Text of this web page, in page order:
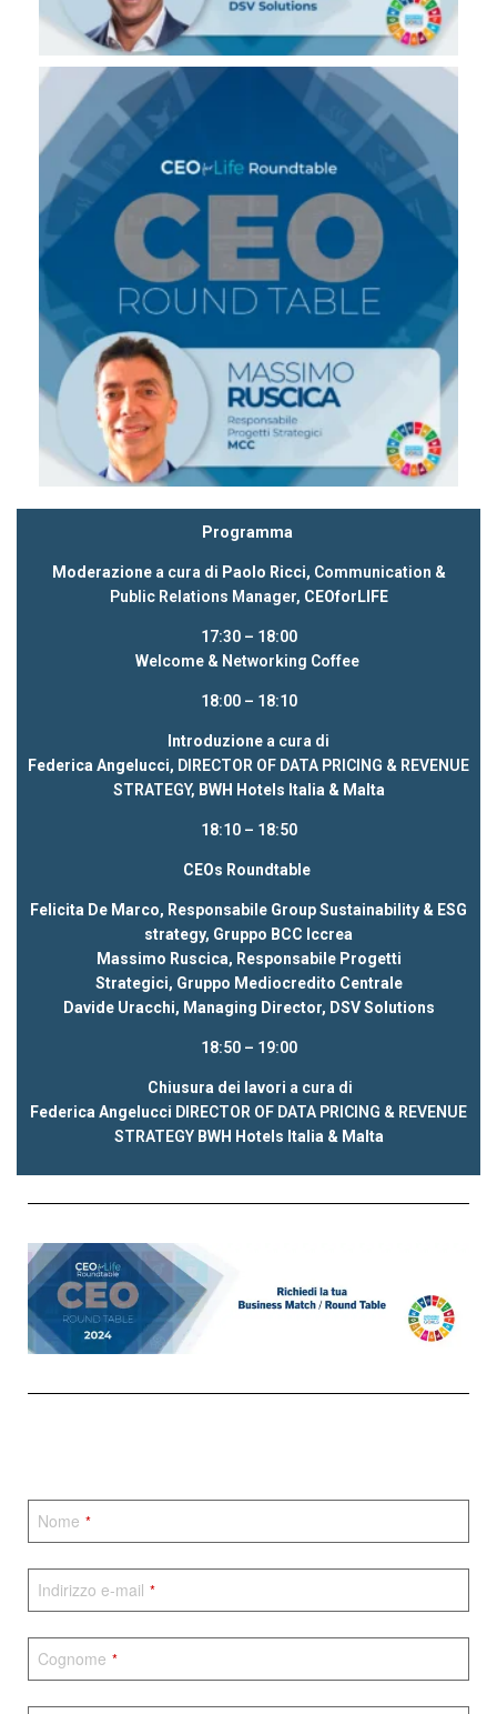
Programma
Moderazione a cura di Paolo Ricci, Communication &
Public Relations Manager, CEOforLIFE
17:30 – 18:00
Welcome & Networking Coffee
18:00 – 18:10
Introduzione a cura di
Federica Angelucci, DIRECTOR OF DATA PRICING & REVENUE
STRATEGY, BWH Hotels Italia & Malta
18:10 – 18:50
CEOs Roundtable
Felicita De Marco, Responsabile Group Sustainability & ESG
strategy, Gruppo BCC Iccrea
Massimo Ruscica, Responsabile Progetti
Strategici, Gruppo Mediocredito Centrale
Davide Uracchi, Managing Director, DSV Solutions
18:50 – 19:00
Chiusura dei lavori a cura di
Federica Angelucci DIRECTOR OF DATA PRICING & REVENUE
STRATEGYBWH Hotels Italia & Malta
Nome *
Indirizzo e-mail *
Cognome *